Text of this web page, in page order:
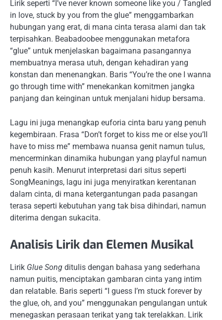
Lirik seperti “I’ve never known someone like you / Tangled
in love, stuck by you from the glue” menggambarkan
hubungan yang erat, di mana cinta terasa alami dan tak
terpisahkan. Beabadoobee menggunakan metafora
“glue” untuk menjelaskan bagaimana pasangannya
membuatnya merasa utuh, dengan kehadiran yang
konstan dan menenangkan. Baris “You’re the one I wanna
go through time with” menekankan komitmen jangka
panjang dan keinginan untuk menjalani hidup bersama.
Lagu ini juga menangkap euforia cinta baru yang penuh
kegembiraan. Frasa “Don’t forget to kiss me or else you’ll
have to miss me” membawa nuansa genit namun tulus,
mencerminkan dinamika hubungan yang playful namun
penuh kasih. Menurut interpretasi dari situs seperti
SongMeanings, lagu ini juga menyiratkan kerentanan
dalam cinta, di mana ketergantungan pada pasangan
terasa seperti kebutuhan yang tak bisa dihindari, namun
diterima dengan sukacita.
Analisis Lirik dan Elemen Musikal
Lirik Glue Song ditulis dengan bahasa yang sederhana
namun puitis, menciptakan gambaran cinta yang intim
dan relatable. Baris seperti “I guess I’m stuck forever by
the glue, oh, and you” menggunakan pengulangan untuk
menegaskan perasaan terikat yang tak terelakkan. Lirik